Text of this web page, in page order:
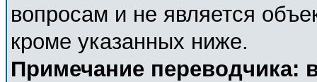
вопросам и не является
кроме указанных ниже.
Примечание переводчика: